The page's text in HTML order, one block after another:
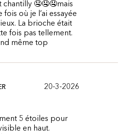
🤤🤤🤤mais
fois où je l’ai essayée
La brioche était
fois pas tellement.
même top
20-3-2026
5 étoiles pour
en haut.